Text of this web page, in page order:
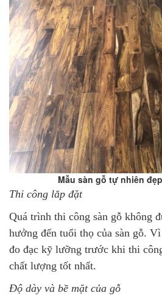
Mẫu sàn gỗ tự nhiên
Thi công lắp đặt
Quá trình thi công sàn gỗ không
hưởng đến tuổi thọ của sàn gỗ.
đo đạc kỹ lưỡng trước khi thi
chất lượng tốt nhất.
Độ dày và bề mặt của gỗ